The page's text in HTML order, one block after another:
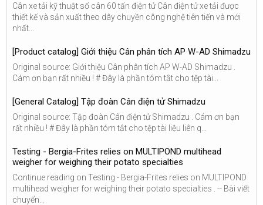
Cân xe tải kỹ thuật số cân 60 tấn điện tử Cân điện tử xe tải được
thiết kế và sản xuất theo dây chuyền công nghệ tiên tiến và mới
nhất...
[Product catalog] Giới thiệu Cân phân tích AP W-AD Shimadzu
Original source: Giới thiệu Cân phân tích AP W-AD Shimadzu .
Cám ơn bạn rất nhiều ! # Đây là phần tóm tắt cho tệp tài...
[General Catalog] Tập đoàn Cân điện tử Shimadzu
Original source: Tập đoàn Cân điện tử Shimadzu . Cám ơn bạn
rất nhiều ! # Đây là phần tóm tắt cho tệp tài liệu liên q...
Testing - Bergia-Frites relies on MULTIPOND multihead
weigher for weighing their potato specialties
Continue reading on Testing - Bergia-Frites relies on MULTIPOND
multihead weigher for weighing their potato specialties . -- Bài viết
chuyển...